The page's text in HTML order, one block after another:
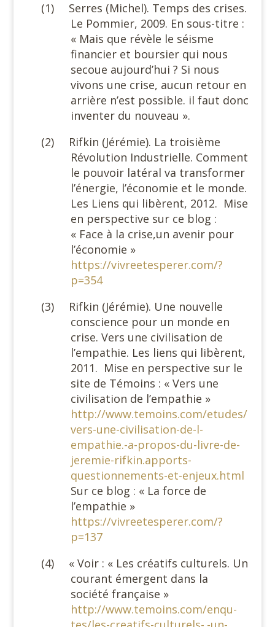
(1)
Serres (Michel). Temps des crises.
Le Pommier, 2009. En sous-titre :
« Mais que révèle le séisme
financier et boursier qui nous
secoue aujourd’hui ? Si nous
vivons une crise, aucun retour en
arrière n’est possible. il faut donc
inventer du nouveau ».
(2)
Rifkin (Jérémie). La troisième
Révolution Industrielle. Comment
le pouvoir latéral va transformer
l’énergie, l’économie et le monde.
Les Liens qui libèrent, 2012. Mise
en perspective sur ce blog :
« Face à la crise,un avenir pour
l’économie »
https://vivreetesperer.com/?
p=354
(3)
Rifkin (Jérémie). Une nouvelle
conscience pour un monde en
crise. Vers une civilisation de
l’empathie. Les liens qui libèrent,
2011. Mise en perspective sur le
site de Témoins : « Vers une
civilisation de l’empathie »
http://www.temoins.com/etudes/
vers-une-civilisation-de-l-
empathie.-a-propos-du-livre-de-
jeremie-rifkin.apports-
questionnements-et-enjeux.html
Sur ce blog : « La force de
l’empathie »
https://vivreetesperer.com/?
p=137
(4)
« Voir : « Les créatifs culturels. Un
courant émergent dans la
société française »
http://www.temoins.com/enqu-